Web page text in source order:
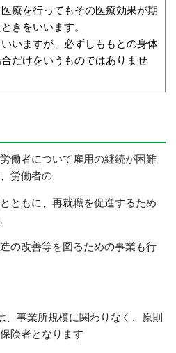
療を行ってもその医療効果が期
きをいいます。
いますが、必ずしももとの身体
だけをいうものではありませ
働者について雇用の継続が困難
労働者の
ともに、再就職を促進するため
の改善等を図るための事業も行
、事業所規模に関わりなく、原則
険者となります